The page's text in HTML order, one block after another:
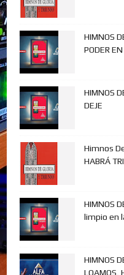
HIMNOS
PODER
HIMNOS
DEJE
Himnos
HABRÁ
HIMNOS
limpio en
HIMNOS
LOAMOS,